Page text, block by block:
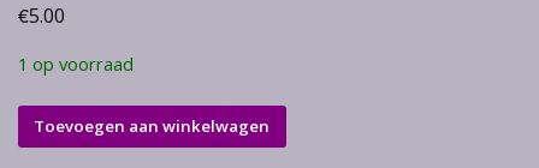
€5.00
1 op voorraad
Amazoniet
hanger
Toevoegen aan winkelwagen